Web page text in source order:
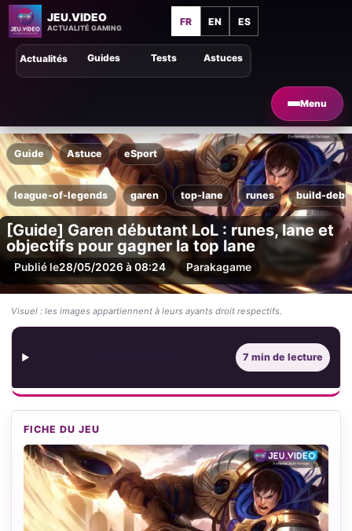
JEU.VIDEO
ACTUALITÉ GAMING
FR EN ES
Menu
Astuces
Guides Tests
Actualités
Guide Astuce eSport
league-of-legends garen top-lane runes build-
[Guide] Garen débutant LoL : runes, lane et
objectifs pour gagner la top lane
Publié le28/05/2026 à 08:24 Parakagame
Visuel : les images appartiennent à leurs ayants droit respectifs.
7 min de lecture
FICHE DU JEU